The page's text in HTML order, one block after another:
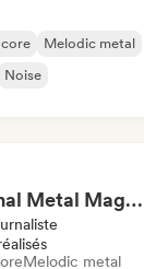
Melodic metal
Noise
Extreminal Metal Magazine & TV
Melodic metal